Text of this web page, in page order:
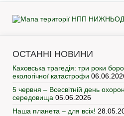
ОСТАННІ НОВИНИ
Каховська трагедія: три роки
екологічної катастрофи
5 червня – Всесвітній день
середовища 05.06.2026
Наша планета – для всіх!